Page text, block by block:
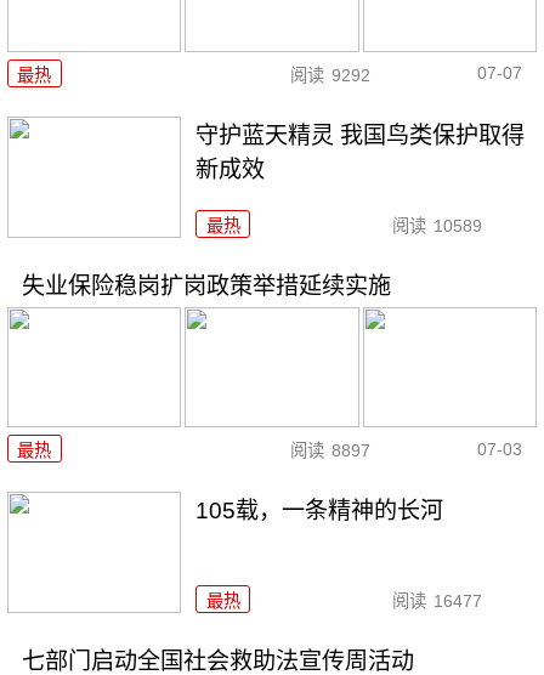
最热 阅读 9292 07-07
守护蓝天精灵 我国鸟类保护取得
新成效
最热 阅读 10589
失业保险稳岗扩岗政策举措延续实施
最热 阅读 8897 07-03
105载，一条精神的长河
最热 阅读 16477
七部门启动全国社会救助法宣传周活动